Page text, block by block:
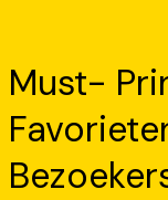
Must-